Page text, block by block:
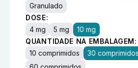
Granulado
DOSE:
4 mg
5 mg
10 mg
QUANTIDADE NA EMBALAGEM:
10 comprimidos
30 comprimidos